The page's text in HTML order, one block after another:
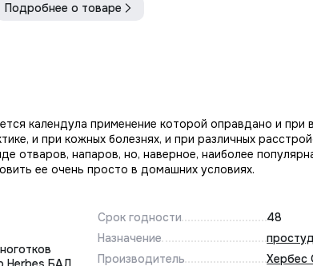
Подробнее о товаре
календула применение которой оправдано и при
и при кожных болезнях, и при различных
отваров, напаров, но, наверное, наиболее
ее очень просто в домашних условиях.
Срок годности
48
Назначение
Производитель